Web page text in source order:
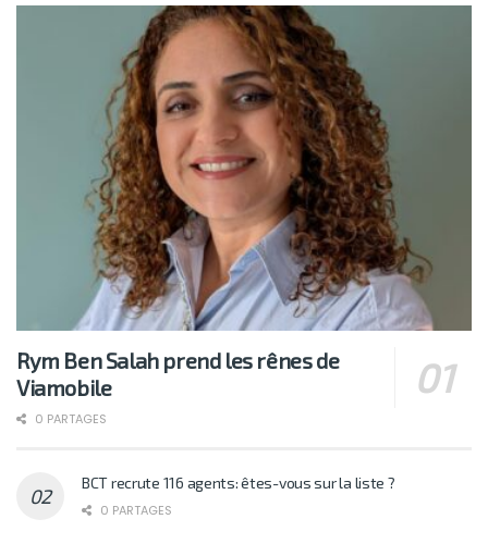
Rym Ben Salah prend les rênes de
Viamobile
0 PARTAGES
BCT recrute 116 agents: êtes-vous sur la liste ?
0 PARTAGES